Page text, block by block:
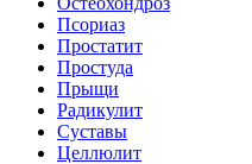
Пcориаз
Простатит
Простуда
Прыщи
Радикулит
Суставы
Целлюлит